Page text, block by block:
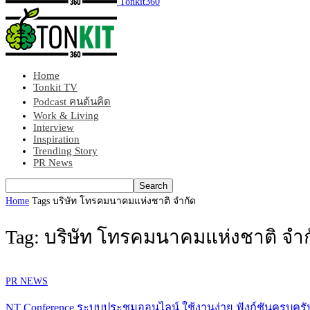
Home
Tonkit TV
Podcast คนต้นคิด
Work & Living
Interview
Inspiration
Trending Story
PR News
Home Tags บริษัท โทรคมนาคมแห่งชาติ จำกัด
Tag: บริษัท โทรคมนาคมแห่งชาติ จำ
PR NEWS